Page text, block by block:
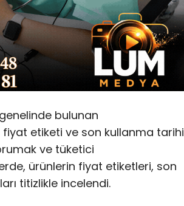
bulunan
fiyat etiketi ve son kullanma tarihi
ve tüketici
ürünlerin fiyat etiketleri, son
titizlikle incelendi.